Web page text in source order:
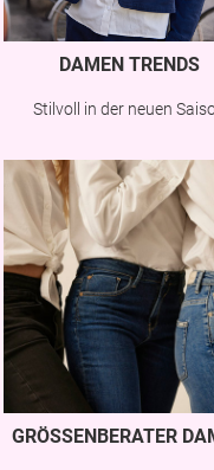
DAMEN TRENDS
Stilvoll in der neuen
GRÖSSENBERATER